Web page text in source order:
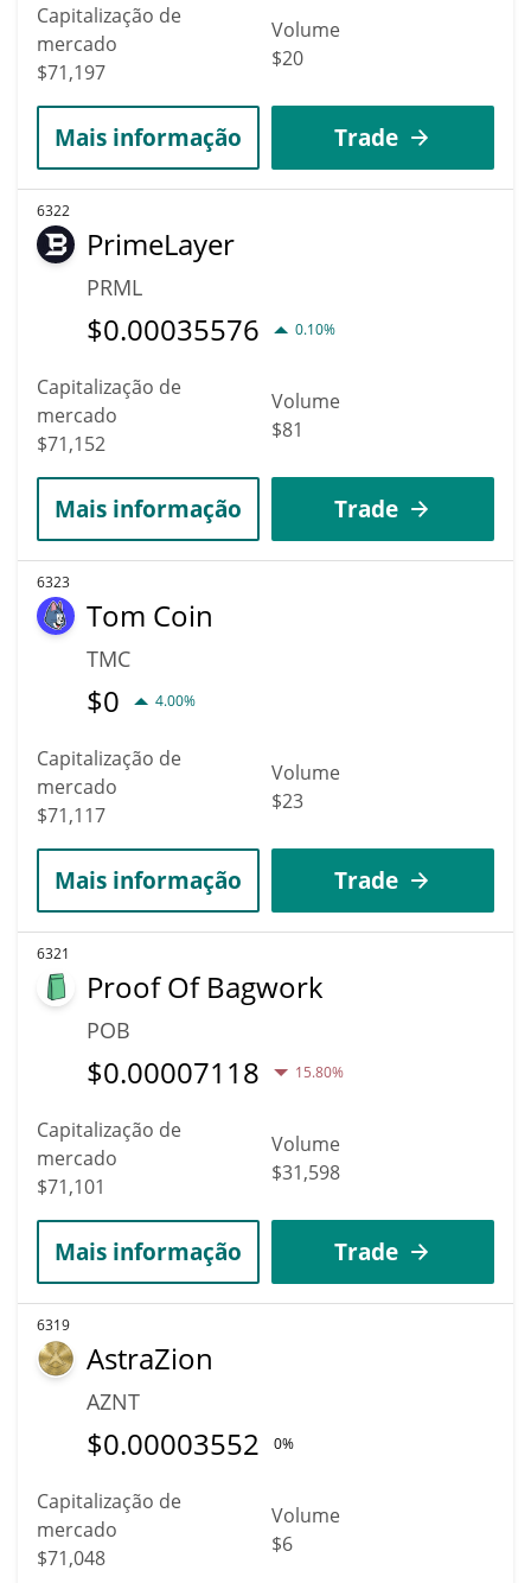
Capitalização de
mercado
$71,197
Volume
$20
Mais informação Trade
6322
PrimeLayer
PRML
$0.00035576 0.10%
Capitalização de
mercado
$71,152
Volume
$81
Mais informação Trade
6323
Tom Coin
TMC
$0 4.00%
Capitalização de
mercado
$71,117
Volume
$23
Mais informação Trade
6321
Proof Of Bagwork
POB
$0.00007118 15.80%
Capitalização de
mercado
$71,101
Volume
$31,598
Mais informação Trade
6319
AstraZion
AZNT
$0.00003552 0%
Capitalização de
mercado
$71,048
Volume
$6